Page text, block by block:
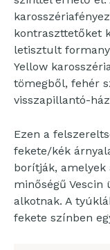
kontraszttetőket
letisztult
Yellow
tömegből, fehér
visszapillantó-
Ezen a
fekete/kék
borítják,
minőségű
alkotnak. A
fekete színben